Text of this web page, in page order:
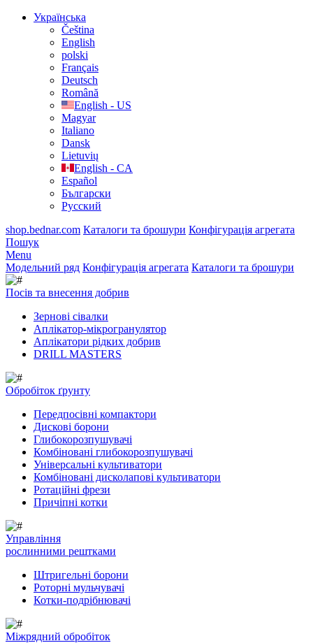
Українська
Čeština
English
polski
Français
Deutsch
Română
English - US
Magyar
Italiano
Dansk
Lietuvių
English - CA
Español
Български
Русский
shop.bednar.com Каталоги та брошури Конфігурація агрегата
Пошук
Menu
Модельний ряд Конфігурація агрегата Каталоги та брошури
Посів та внесення добрив
Зернові сівалки
Аплікатор-мікрогранулятор
Аплікатори рідких добрив
DRILL MASTERS
Обробіток ґрунту
Передпосівні компактори
Дискові борони
Глибокорозпушувачі
Комбіновані глибокорозпушувачі
Універсальні культиватори
Комбіновані дисколапові культиватори
Ротаційні фрези
Причіпні котки
Управління
рослинними рештками
Штригельні борони
Pоторні мульчувачі
Котки-подрібнювачі
Mіжрядний обробіток